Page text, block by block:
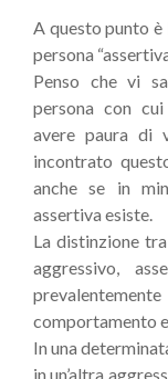
A questo punto è
persona
Penso che vi
persona con
avere paura di
incontrato
anche se in
assertiva esiste.
La distinzione
aggressivo,
comportamento
In una
in un’altra